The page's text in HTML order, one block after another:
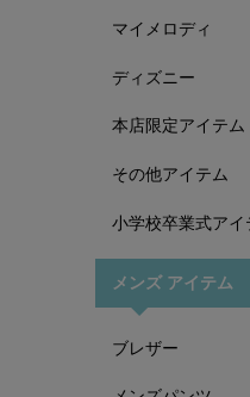
マイメロディ
ディズニー
本店限定アイテム
その他アイテム
小学校卒業式アイ
メンズ アイテム
ブレザー